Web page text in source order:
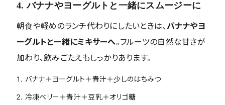
4. バナナやヨーグルトと一緒にスムージーに
朝食や軽めのランチ代わりにしたいときは、バナナやヨ
ーグルトと一緒にミキサーへ。フルーツの自然な甘さが
加わり、飲みごたえもしっかりあります。
バナナ＋ヨーグルト＋青汁＋少しのはちみつ
冷凍ベリー＋青汁＋豆乳＋オリゴ糖